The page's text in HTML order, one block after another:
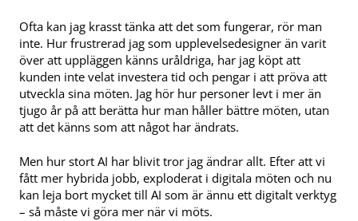
Ofta kan jag krasst tänka att det som fungerar, rör man
inte. Hur frustrerad jag som upplevelsedesigner än varit
över att uppläggen känns uråldriga, har jag köpt att
kunden inte velat investera tid och pengar i att pröva att
utveckla sina möten. Jag hör hur personer levt i mer än
tjugo år på att berätta hur man håller bättre möten, utan
att det känns som att något har ändrats.
Men hur stort AI har blivit tror jag ändrar allt. Efter att vi
fått mer hybrida jobb, exploderat i digitala möten och nu
kan leja bort mycket till AI som är ännu ett digitalt verktyg
– så måste vi göra mer när vi möts.